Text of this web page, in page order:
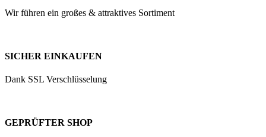
Wir führen ein großes & attraktives Sortiment
SICHER EINKAUFEN
Dank SSL Verschlüsselung
GEPRÜFTER SHOP